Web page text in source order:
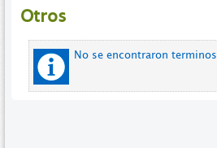
Otros
No se encontraron terminos